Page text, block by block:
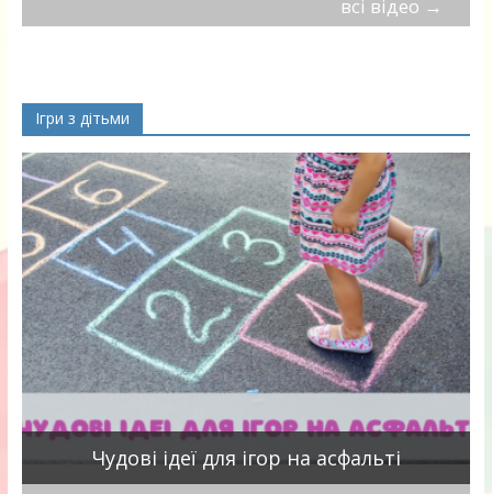
всі відео →
Ігри з дітьми
Чудові ідеї для ігор на асфальті